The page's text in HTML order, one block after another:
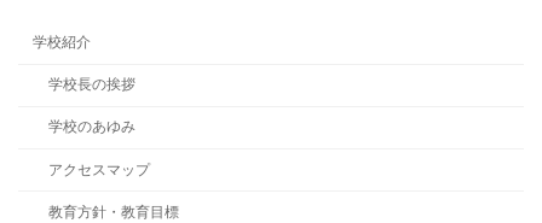
学校紹介
学校長の挨拶
学校のあゆみ
アクセスマップ
教育方針・教育目標